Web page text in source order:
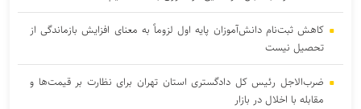
کاهش ثبت‌نام دانش‌آموزان پایه اول لزوماً به معنای افزایش بازماندگی از
تحصیل نیست
ضرب‌الاجل رئیس کل دادگستری استان تهران برای نظارت بر قیمت‌ها و
مقابله با اخلال در بازار